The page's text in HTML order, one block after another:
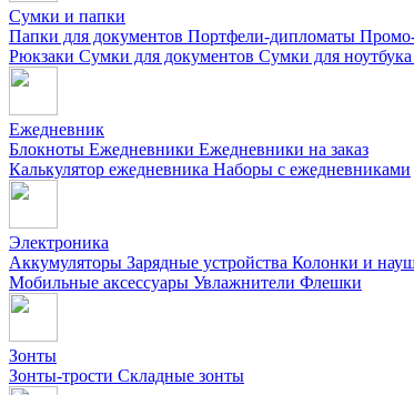
Сумки и папки
Папки для документов Портфели-дипломаты
Рюкзаки Сумки для документов Сумки для ноутбука
Ежедневник
Блокноты Ежедневники Ежедневники на заказ
Калькулятор ежедневника Наборы с ежедневниками
Электроника
Аккумуляторы Зарядные устройства Колонки и
Мобильные аксессуары Увлажнители Флешки
Зонты
Зонты-трости Складные зонты